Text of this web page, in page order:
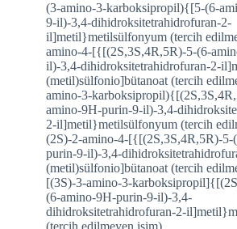
(3-amino-3-karboksipropil){[5-(6-
9-il)-3,4-dihidroksitetrahidrofuran-2-
il]metil}metilsülfonyum (tercih
amino-4-[{[(2S,3S,4R,5R)-5-(6-
il)-3,4-dihidroksitetrahidrofuran-2-
(metil)sülfonio]bütanoat (tercih
amino-3-
amino-9H-purin-9-il)-3,4-
2-il]metil}metilsülfonyum (tercih
(2S)-2-amino-4-[{[(2S,3S,4R,5R)-5-
purin-9-il)-3,4-
(metil)sülfonio]bütanoat (tercih
[(3S)-3-amino-3-
(6-amino-9H-purin-9-il)-3,4-
dihidroksitetrahidrofuran-2-